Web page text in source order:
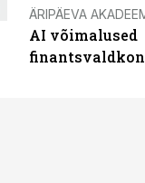
ÄRIPÄEVA
AI võimalused